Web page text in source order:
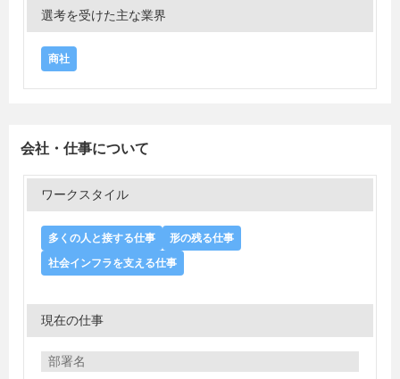
選考を受けた主な業界
商社
会社・仕事について
ワークスタイル
多くの人と接する仕事
形の残る仕事
社会インフラを支える仕事
現在の仕事
部署名